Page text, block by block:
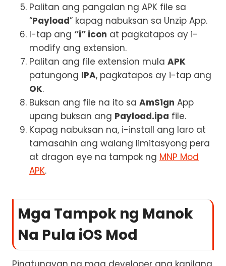
Palitan ang pangalan ng APK file sa
“Payload” kapag nabuksan sa Unzip App.
I-tap ang “i” icon at pagkatapos ay i-
modify ang extension.
Palitan ang file extension mula APK
patungong IPA, pagkatapos ay i-tap ang
OK.
Buksan ang file na ito sa AmS1gn App
upang buksan ang Payload.ipa file.
Kapag nabuksan na, i-install ang laro at
tamasahin ang walang limitasyong pera
at dragon eye na tampok ng MNP Mod
APK.
Mga Tampok ng Manok
Na Pula iOS Mod